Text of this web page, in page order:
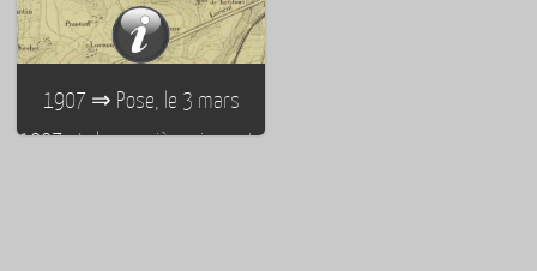
1907 ⇒ Pose, le 3 mars
1907, de la première pierre du